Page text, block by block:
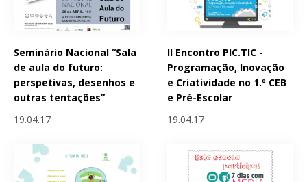
Seminário Nacional “Sala
de aula do futuro:
perspetivas, desenhos e
outras tentações”
19.04.17
II Encontro PIC.TIC -
Programação, Inovação
e Criatividade no 1.º CEB
e Pré-Escolar
19.04.17